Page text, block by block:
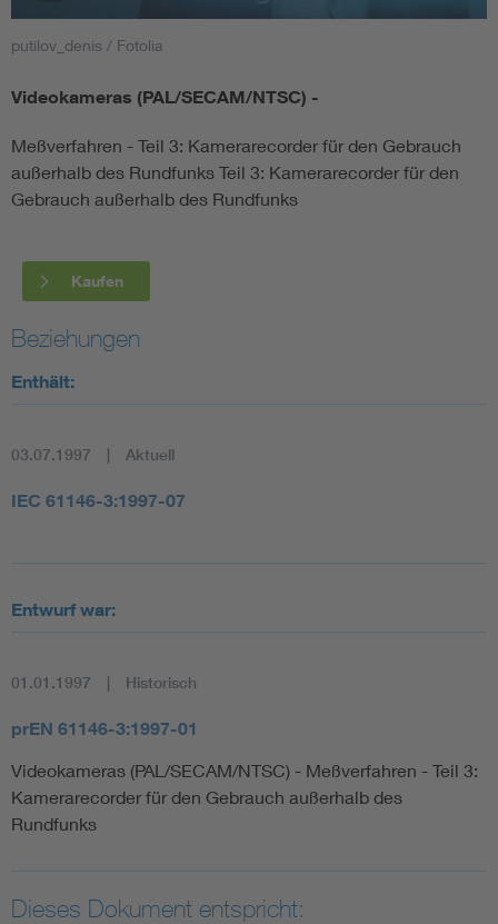
Smart Cities
DKE Fachinformationen im Kontext der Normung
Blitzschutz: DIN EN 62305 in der Übersicht
Cybersecurity in der Industrieautomatisierung
DIN VDE 0100 für sichere Elektroinstallationen
putilov_denis / Fotolia
Videokameras (PAL/SECAM/NTSC) -
Meßverfahren - Teil 3: Kamerarecorder für den Gebrauch
außerhalb des Rundfunks Teil 3: Kamerarecorder für den
Gebrauch außerhalb des Rundfunks
Kaufen
Beziehungen
Enthält:
03.07.1997 Aktuell
IEC 61146-3:1997-07
Entwurf war:
01.01.1997 Historisch
prEN 61146-3:1997-01
Videokameras (PAL/SECAM/NTSC) - Meßverfahren - Teil 3:
Kamerarecorder für den Gebrauch außerhalb des
Rundfunks
Dieses Dokument entspricht: